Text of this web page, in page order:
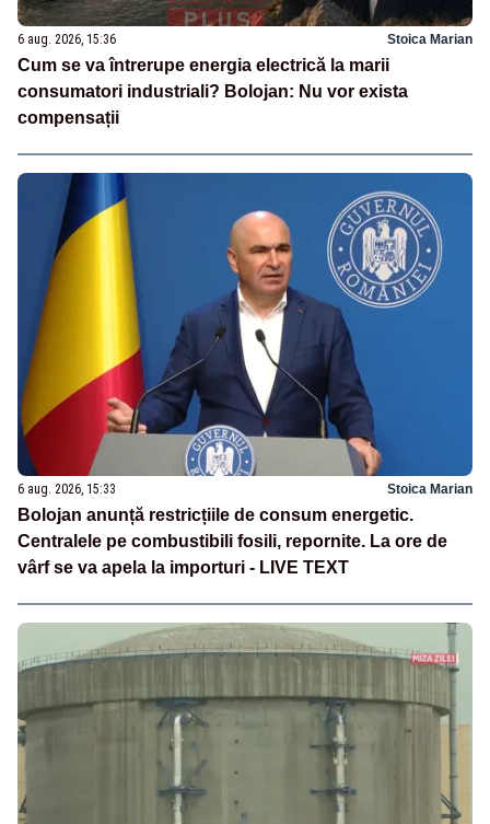
6 aug. 2026, 15:36 Stoica Marian
Cum se va întrerupe energia electrică la marii
consumatori industriali? Bolojan: Nu vor exista
compensații
6 aug. 2026, 15:33 Stoica Marian
Bolojan anunță restricțiile de consum energetic.
Centralele pe combustibili fosili, repornite. La ore de
vârf se va apela la importuri - LIVE TEXT